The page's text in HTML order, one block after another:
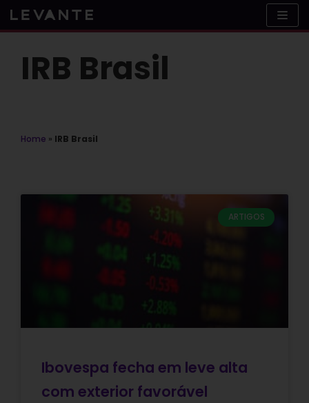
Skip
to
IRB Brasil
Home » IRB Brasil
ARTIGOS
Ibovespa fecha em leve alta
com exterior favorável